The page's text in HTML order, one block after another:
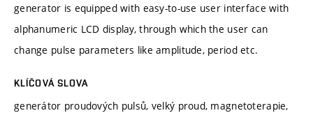
generator is equipped with easy-to-use user interface with
alphanumeric LCD display, through which the user can
change pulse parameters like amplitude, period etc.
KLÍČOVÁ SLOVA
generátor proudových pulsů, velký proud, magnetoterapie,